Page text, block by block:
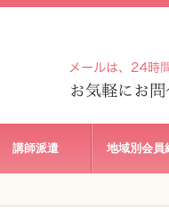
講師派遣 地域別会員